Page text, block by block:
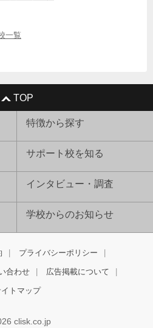
一覧
TOP
特徴から探す
サポート校を知る
インタビュー・調査
学校からのお知らせ
プライバシーポリシー
合わせ 広告掲載について
トマップ
clisk.co.jp